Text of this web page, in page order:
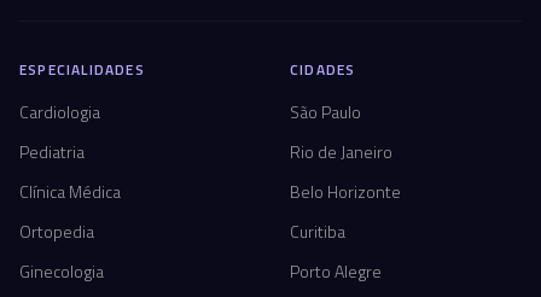
ESPECIALIDADES
Cardiologia
Pediatria
Clínica Médica
Ortopedia
Ginecologia
CIDADES
São Paulo
Rio de Janeiro
Belo Horizonte
Curitiba
Porto Alegre